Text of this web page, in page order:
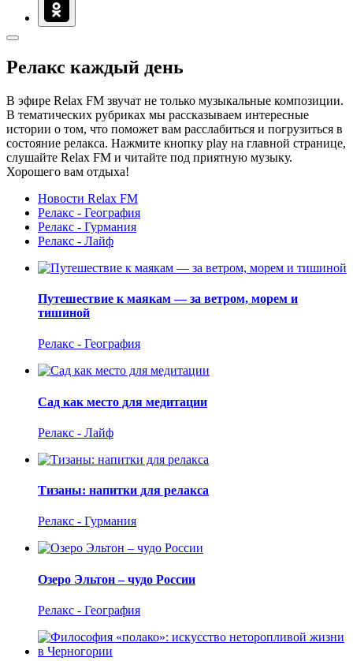
Релакс каждый день
В эфире Relax FM звучат не только музыкальные композиции.
В тематических рубриках мы рассказываем интересные
истории о том, что поможет вам расслабиться и погрузиться в
состояние релакса. Нажмите кнопку play на главной странице,
слушайте Relax FM и читайте под приятную музыку.
Хорошего вам отдыха!
Новости Relax FM
Релакс - География
Релакс - Гурмания
Релакс - Лайф
Путешествие к маякам — за ветром, морем и
тишиной
Релакс - География
Сад как место для медитации
Релакс - Лайф
Тизаны: напитки для релакса
Релакс - Гурмания
Озеро Эльтон – чудо России
Релакс - География